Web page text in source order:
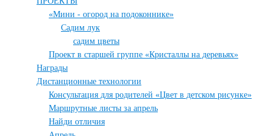
«Мини - огород на подоконнике»
Садим лук
садим цветы
Проект в старшей группе «Кристаллы на деревьях»
Награды
Дистанционные технологии
Консультация для родителей «Цвет в детском рисунке»
Маршрутные листы за апрель
Найди отличия